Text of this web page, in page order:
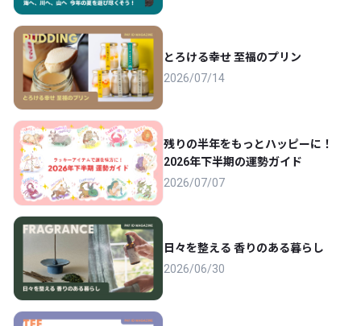
とろける幸せ 至福のプリン
2026/07/14
残りの半年をもっとハッピーに！
2026年下半期の運勢ガイド
2026/07/07
日々を整える 香りのある暮らし
2026/06/30